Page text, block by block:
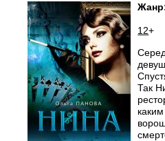
12+
Так